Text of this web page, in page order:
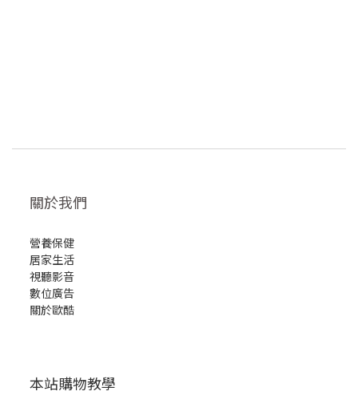
關於我們
營養保健
居家生活
視聽影音
數位廣告
關於歐酷
本站購物教學